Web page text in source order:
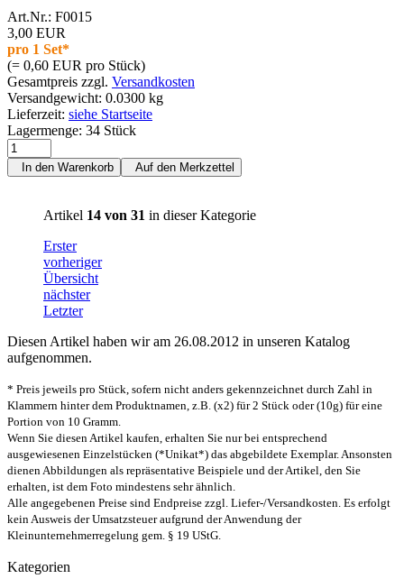
Art.Nr.: F0015
3,00 EUR
pro 1 Set*
(= 0,60 EUR pro Stück)
Gesamtpreis zzgl. Versandkosten
Versandgewicht: 0.0300 kg
Lieferzeit: siehe Startseite
Lagermenge: 34 Stück
In den Warenkorb Auf den Merkzettel
Artikel 14 von 31 in dieser Kategorie
Erster
vorheriger
Übersicht
nächster
Letzter
Diesen Artikel haben wir am 26.08.2012 in unseren Katalog
aufgenommen.
* Preis jeweils pro Stück, sofern nicht anders gekennzeichnet durch Zahl in
Klammern hinter dem Produktnamen, z.B. (x2) für 2 Stück oder (10g) für eine
Portion von 10 Gramm.
Wenn Sie diesen Artikel kaufen, erhalten Sie nur bei entsprechend
ausgewiesenen Einzelstücken (*Unikat*) das abgebildete Exemplar. Ansonsten
dienen Abbildungen als repräsentative Beispiele und der Artikel, den Sie
erhalten, ist dem Foto mindestens sehr ähnlich.
Alle angegebenen Preise sind Endpreise zzgl. Liefer-/Versandkosten. Es erfolgt
kein Ausweis der Umsatzsteuer aufgrund der Anwendung der
Kleinunternehmerregelung gem. § 19 UStG.
Kategorien